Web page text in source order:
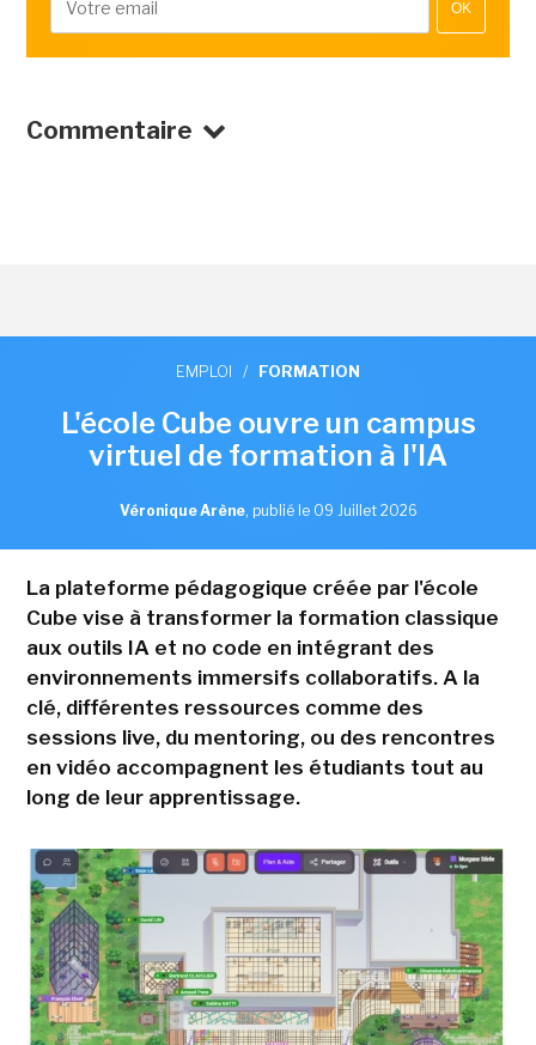
OK
Commentaire
EMPLOI / FORMATION
L'école Cube ouvre un campus
virtuel de formation à l'IA
Véronique Arène, publié le 09 Juillet 2026
La plateforme pédagogique créée par l'école
Cube vise à transformer la formation classique
aux outils IA et no code en intégrant des
environnements immersifs collaboratifs. A la
clé, différentes ressources comme des
sessions live, du mentoring, ou des rencontres
en vidéo accompagnent les étudiants tout au
long de leur apprentissage.